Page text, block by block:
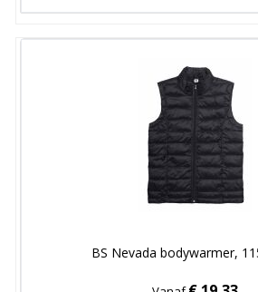
BS Nevada bodywarmer,